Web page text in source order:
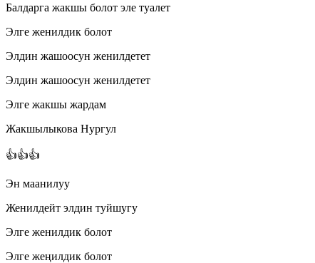
Балдарга жакшы болот эле туалет
Элге женилдик болот
Элдин жашоосун женилдетет
Элдин жашоосун женилдетет
Элге жакшы жардам
Жакшылыкова Нургул
👍👍👍
Эн маанилуу
Женилдейт элдин туйшугу
Элге женилдик болот
Элге жеңилдик болот